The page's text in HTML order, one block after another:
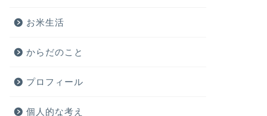
お米生活
からだのこと
プロフィール
個人的な考え